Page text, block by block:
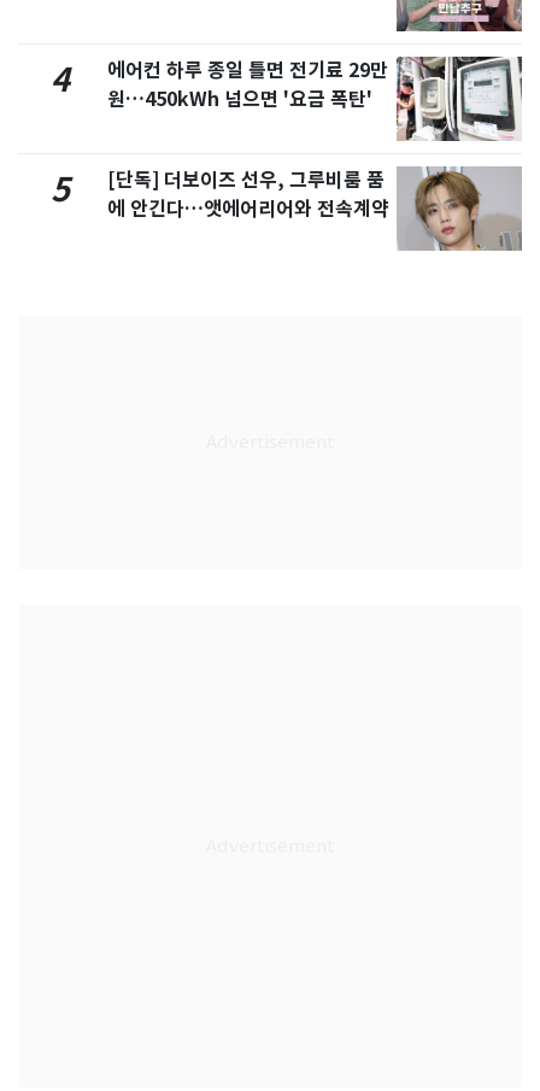
4
에어컨 하루 종일 틀면 전기료 29만
원…450kWh 넘으면 '요금 폭탄'
5
[단독] 더보이즈 선우, 그루비룸 품
에 안긴다…앳에어리어와 전속계약